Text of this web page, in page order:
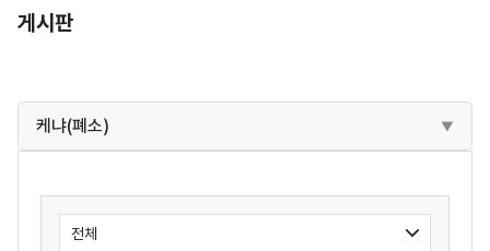
게시판
케냐(폐소)